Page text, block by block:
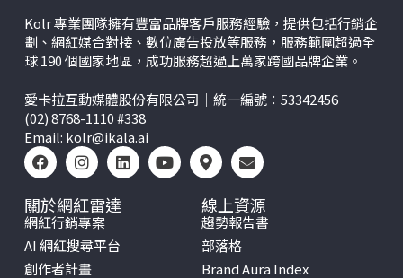
Kolr 專業團隊擁有豐富品牌客戶服務經驗，提供包括行銷企
劃、網紅媒合對接、數位廣告投放等服務，服務範圍超過全
球 190 個國家地區，成功服務超過上萬家跨國品牌企業。
愛卡拉互動媒體股份有限公司｜統一編號：53342456
(02) 8768-1110 #338
Email: kolr@ikala.ai
關於網紅雷達
網紅行銷專案
AI 網紅搜尋平台
創作者計畫
線上資源
趨勢報告書
部落格
Brand Aura Index